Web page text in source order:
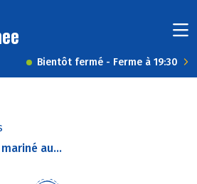
Bientôt fermé - Ferme à 19:30
au...